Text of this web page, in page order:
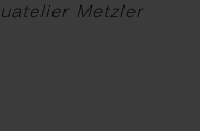
Metzler